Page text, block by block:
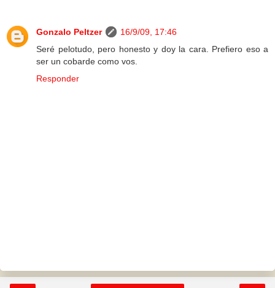
Gonzalo Peltzer
16/9/09, 17:46
Seré pelotudo, pero honesto y doy la cara. Prefiero eso a
ser un cobarde como vos.
Responder